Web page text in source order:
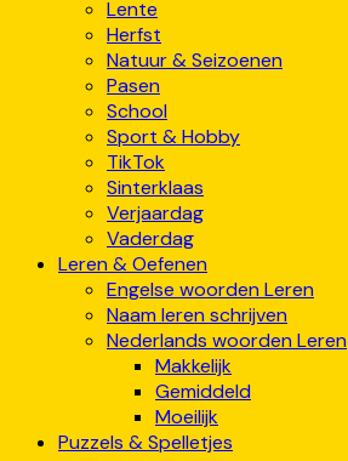
Lente
Herfst
Natuur & Seizoenen
Pasen
School
Sport & Hobby
TikTok
Sinterklaas
Verjaardag
Vaderdag
Leren & Oefenen
Engelse woorden Leren
Naam leren schrijven
Nederlands woorden Leren
Makkelijk
Gemiddeld
Moeilijk
Puzzels & Spelletjes